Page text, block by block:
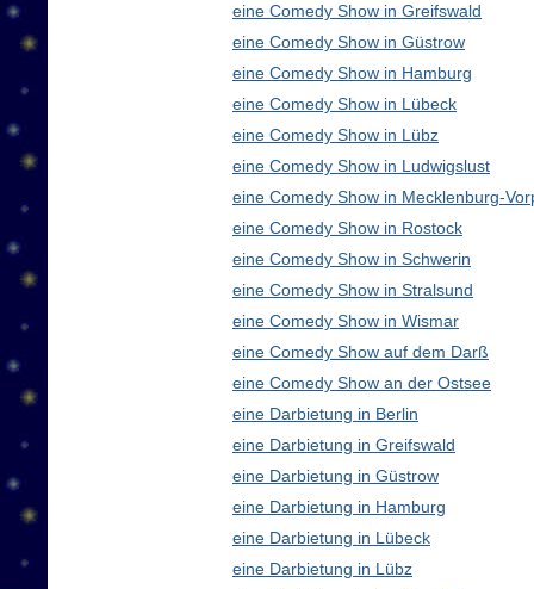
eine Comedy Show in Greifswald
eine Comedy Show in Güstrow
eine Comedy Show in Hamburg
eine Comedy Show in Lübeck
eine Comedy Show in Lübz
eine Comedy Show in Ludwigslust
eine Comedy Show in Mecklenburg-
eine Comedy Show in Rostock
eine Comedy Show in Schwerin
eine Comedy Show in Stralsund
eine Comedy Show in Wismar
eine Comedy Show auf dem Darß
eine Comedy Show an der Ostsee
eine Darbietung in Berlin
eine Darbietung in Greifswald
eine Darbietung in Güstrow
eine Darbietung in Hamburg
eine Darbietung in Lübeck
eine Darbietung in Lübz